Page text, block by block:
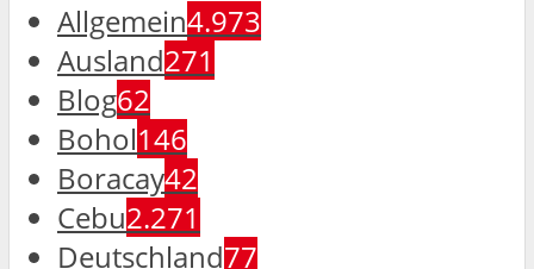
Allgemein4.973
Ausland271
Blog62
Bohol146
Boracay42
Cebu2.271
Deutschland77